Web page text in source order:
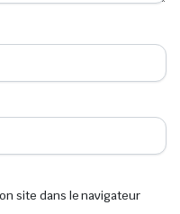
site dans le navigateur